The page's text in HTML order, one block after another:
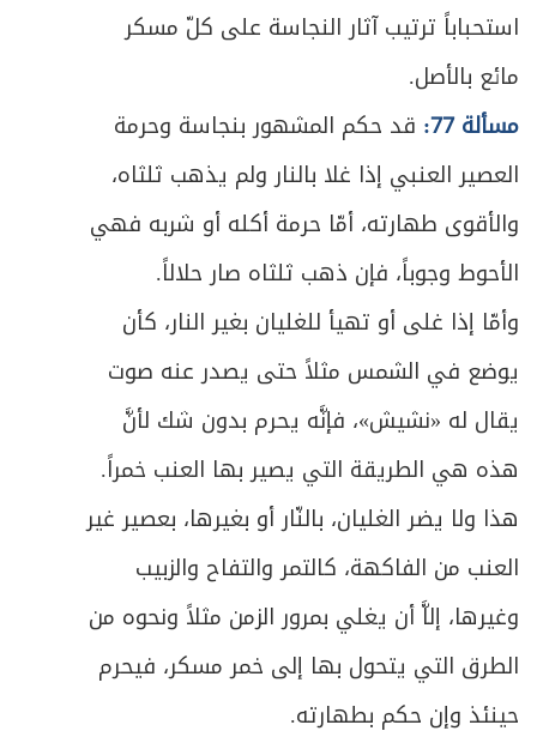
استحباباً ترتيب آثار النجاسة على كلّ مسكر
مائع بالأصل.
مسألة 77:
قد حكم المشهور بنجاسة وحرمة
العصير العنبي إذا غلا بالنار ولم يذهب ثلثاه،
والأقوى طهارته، أمّا حرمة أكله أو شربه فهي
الأحوط وجوباً، فإن ذهب ثلثاه صار حلالاً.
وأمّا إذا غلى أو تهيأ للغليان بغير النار، كأن
يوضع في الشمس مثلاً حتى يصدر عنه صوت
يقال له «نشيش»، فإنَّه يحرم بدون شك لأنَّ
هذه هي الطريقة التي يصير بها العنب خمراً.
هذا ولا يضر الغليان، بالنّار أو بغيرها، بعصير غير
العنب من الفاكهة، كالتمر والتفاح والزبيب
وغيرها، إلاَّ أن يغلي بمرور الزمن مثلاً ونحوه من
الطرق التي يتحول بها إلى خمر مسكر، فيحرم
حينئذ وإن حكم بطهارته.
593 المبحث الأول ـ في من يجب عليه الأمر والنهي
ص 596 المبحث الثاني ـ في من يجب أمره ونهيه
598 المبحث الثالث ـ في مراتب الأمر والنهي
ص
601 المبحث الرابع ـ في أحكام الأمر والنهي
ص611 الباب السابع- في أحكام الدفاع
612
المبحث الأول ـ في الدفاع عن النفس
ومُتعلَّقاتها
618 المبحث الثاني ـ في الدفاع عن الوطن